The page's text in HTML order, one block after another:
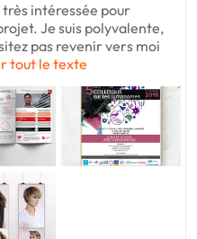
très intéressée pour
Je suis polyvalente,
pas revenir vers moi
tout le texte